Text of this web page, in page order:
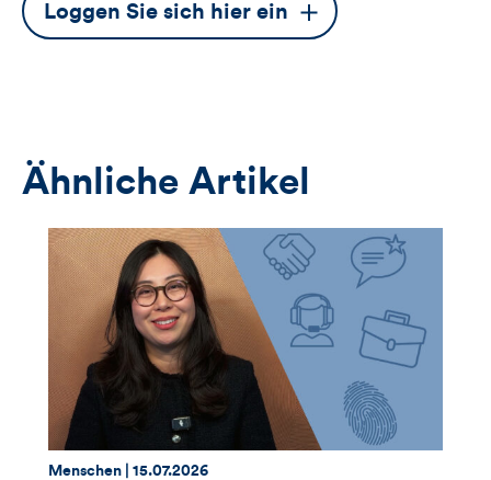
Dieser
Button
Loggen Sie sich hier ein
Ähnliche Artikel
Thema:
Menschen | Datum:
15.07.2026